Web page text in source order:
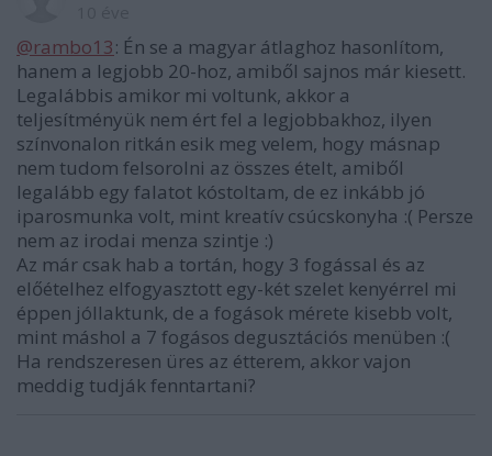
@rambo13: Én se a magyar átlaghoz hasonlítom,
hanem a legjobb 20-hoz, amiből sajnos már kiesett.
Legalábbis amikor mi voltunk, akkor a
teljesítményük nem ért fel a legjobbakhoz, ilyen
színvonalon ritkán esik meg velem, hogy másnap
nem tudom felsorolni az összes ételt, amiből
legalább egy falatot kóstoltam, de ez inkább jó
iparosmunka volt, mint kreatív csúcskonyha :( Persze
nem az irodai menza szintje :)
Az már csak hab a tortán, hogy 3 fogással és az
előételhez elfogyasztott egy-két szelet kenyérrel mi
éppen jóllaktunk, de a fogások mérete kisebb volt,
mint máshol a 7 fogásos degusztációs menüben :(
Ha rendszeresen üres az étterem, akkor vajon
meddig tudják fenntartani?